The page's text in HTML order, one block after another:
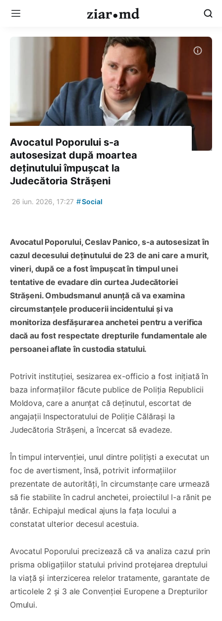
Avocatul Poporului s-a
autosesizat după moartea
deținutului împușcat la
Judecătoria Strășeni
26 iun. 2026, 17:27 #Social
Avocatul Poporului, Ceslav Panico, s-a autosesizat în
cazul decesului deținutului de 23 de ani care a murit,
vineri, după ce a fost împușcat în timpul unei
tentative de evadare din curtea Judecătoriei
Strășeni. Ombudsmanul anunță că va examina
circumstanțele producerii incidentului și va
monitoriza desfășurarea anchetei pentru a verifica
dacă au fost respectate drepturile fundamentale ale
persoanei aflate în custodia statului.
Potrivit instituției, sesizarea ex-officio a fost inițiată în
baza informațiilor făcute publice de Poliția Republicii
Moldova, care a anunțat că deținutul, escortat de
angajații Inspectoratului de Poliție Călărași la
Judecătoria Strășeni, a încercat să evadeze.
În timpul intervenției, unul dintre polițiști a executat un
foc de avertisment, însă, potrivit informațiilor
prezentate de autorități, în circumstanțe care urmează
să fie stabilite în cadrul anchetei, proiectilul l-a rănit pe
tânăr. Echipajul medical ajuns la fața locului a
constatat ulterior decesul acestuia.
Avocatul Poporului precizează că va analiza cazul prin
prisma obligațiilor statului privind protejarea dreptului
la viață și interzicerea relelor tratamente, garantate de
articolele 2 și 3 ale Convenției Europene a Drepturilor
Omului.